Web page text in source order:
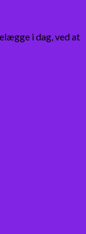
i dag, ved at